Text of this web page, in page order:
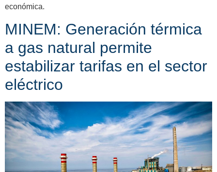
económica.
MINEM: Generación térmica
a gas natural permite
estabilizar tarifas en el sector
eléctrico